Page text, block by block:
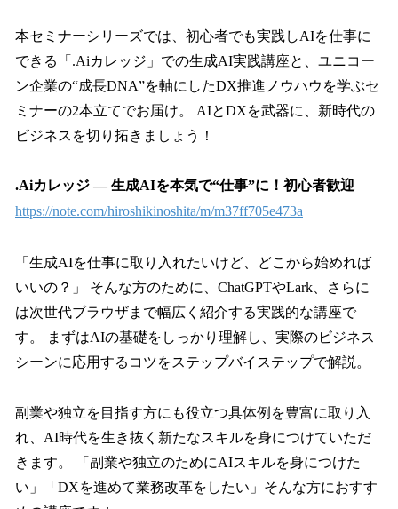
本セミナーシリーズでは、初心者でも実践しAIを仕事に
できる「.Aiカレッジ」での生成AI実践講座と、ユニコー
ン企業の“成長DNA”を軸にしたDX推進ノウハウを学ぶセ
ミナーの2本立てでお届け。 AIとDXを武器に、新時代の
ビジネスを切り拓きましょう！
.Aiカレッジ — 生成AIを本気で“仕事”に！初心者歓迎
https://note.com/hiroshikinoshita/m/m37ff705e473a
「生成AIを仕事に取り入れたいけど、どこから始めれば
いいの？」 そんな方のために、ChatGPTやLark、さらに
は次世代ブラウザまで幅広く紹介する実践的な講座で
す。 まずはAIの基礎をしっかり理解し、実際のビジネス
シーンに応用するコツをステップバイステップで解説。
副業や独立を目指す方にも役立つ具体例を豊富に取り入
れ、AI時代を生き抜く新たなスキルを身につけていただ
きます。 「副業や独立のためにAIスキルを身につけた
い」「DXを進めて業務改革をしたい」そんな方におすす